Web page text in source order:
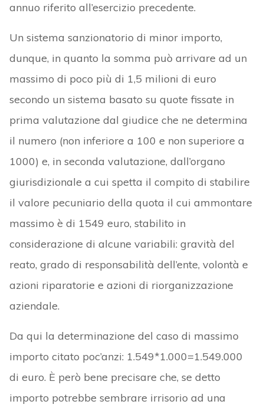
annuo riferito all’esercizio precedente.
Un sistema sanzionatorio di minor importo,
dunque, in quanto la somma può arrivare ad un
massimo di poco più di 1,5 milioni di euro
secondo un sistema basato su quote fissate in
prima valutazione dal giudice che ne determina
il numero (non inferiore a 100 e non superiore a
1000) e, in seconda valutazione, dall’organo
giurisdizionale a cui spetta il compito di stabilire
il valore pecuniario della quota il cui ammontare
massimo è di 1549 euro, stabilito in
considerazione di alcune variabili: gravità del
reato, grado di responsabilità dell’ente, volontà e
azioni riparatorie e azioni di riorganizzazione
aziendale.
Da qui la determinazione del caso di massimo
importo citato poc’anzi: 1.549*1.000=1.549.000
di euro. È però bene precisare che, se detto
importo potrebbe sembrare irrisorio ad una